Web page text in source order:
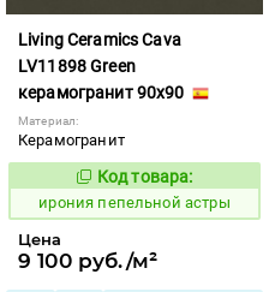
Living Ceramics Cava
LV11898 Green
керамогранит 90x90
Материал:
Керамогранит
1102581
Код товара:
ирония пепельной астры
Цена
9 100 руб./м²